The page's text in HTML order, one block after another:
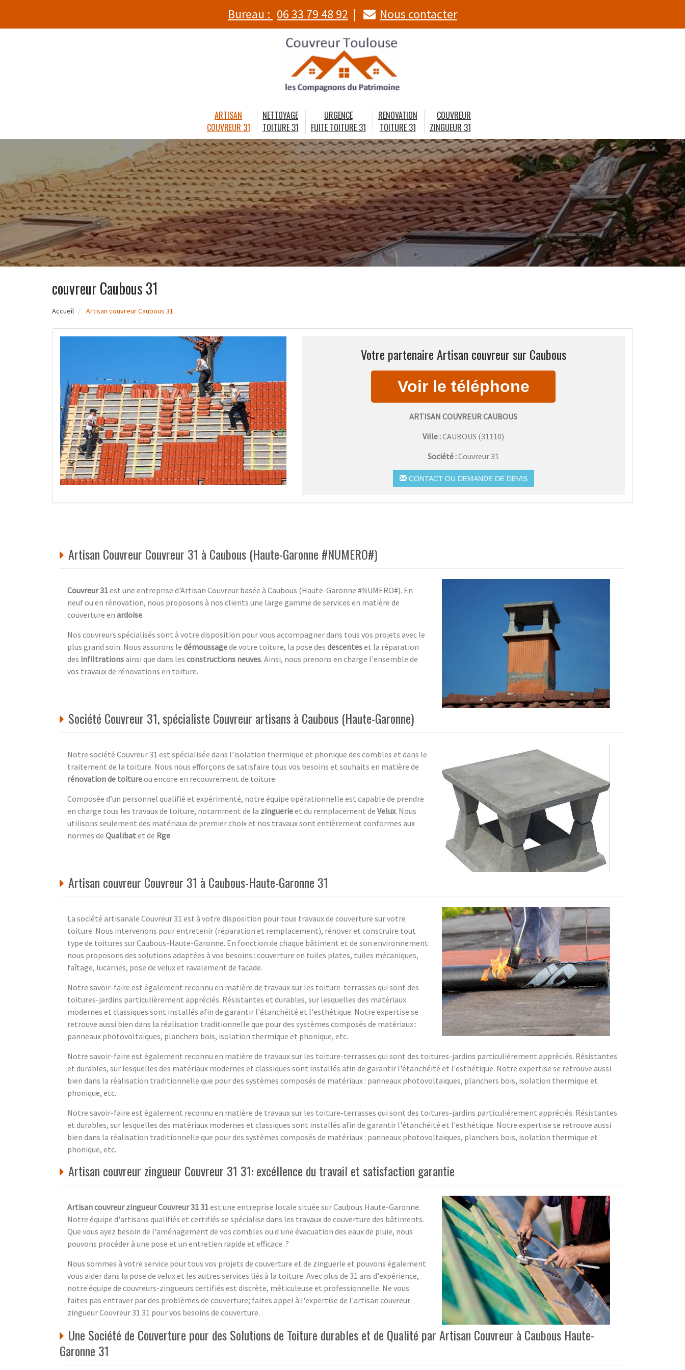
Bureau : 06 33 79 48 92 Nous contacter
ARTISAN
COUVREUR 31
NETTOYAGE
TOITURE 31
URGENCE
FUITE TOITURE 31
RENOVATION
TOITURE 31
COUVREUR
ZINGUEUR 31
couvreur Caubous 31
Accueil Artisan couvreur Caubous 31
Votre partenaire Artisan couvreur sur Caubous
ARTISAN COUVREUR CAUBOUS
Ville :CAUBOUS (31110)
Société :Couvreur 31
CONTACT OU DEMANDE DE DEVIS
Artisan Couvreur Couvreur 31 à Caubous (Haute-Garonne #NUMERO#)
Couvreur 31est une entreprise d'Artisan Couvreur basée à Caubous (Haute-Garonne #NUMERO#). En
neuf ou en rénovation, nous proposons à nos clients une large gamme de services en matière de
couverture en ardoise.
Nos couvreurs spécialisés sont à votre disposition pour vous accompagner dans tous vos projets avec le
plus grand soin. Nous assurons le démoussagede votre toiture, la pose des descenteset la réparation
des infiltrationsainsi que dans les constructions neuves. Ainsi, nous prenons en charge l'ensemble de
vos travaux de rénovations en toiture.
Société Couvreur 31, spécialiste Couvreur artisans à Caubous (Haute-Garonne)
Notre société Couvreur 31 est spécialisée dans l’isolation thermique et phonique des combles et dans le
traitement de la toiture. Nous nous efforçons de satisfaire tous vos besoins et souhaits en matière de
rénovation de toitureou encore en recouvrement de toiture.
Composée d’un personnel qualifié et expérimenté, notre équipe opérationnelle est capable de prendre
en charge tous les travaux de toiture, notamment de la zinguerieet du remplacement de Velux. Nous
utilisons seulement des matériaux de premier choix et nos travaux sont entièrement conformes aux
normes de Qualibatet de Rge.
Artisan couvreur Couvreur 31 à Caubous-Haute-Garonne 31
La société artisanale Couvreur 31 est à votre disposition pour tous travaux de couverture sur votre
toiture. Nous intervenons pour entretenir (réparation et remplacement), rénover et construire tout
type de toitures sur Caubous-Haute-Garonne. En fonction de chaque bâtiment et de son environnement
nous proposons des solutions adaptées à vos besoins : couverture en tuiles plates, tuiles mécaniques,
faîtage, lucarnes, pose de velux et ravalement de facade.
Notre savoir-faire est également reconnu en matière de travaux sur les toiture-terrasses qui sont des
toitures-jardins particulièrement appréciés. Résistantes et durables, sur lesquelles des matériaux
modernes et classiques sont installés afin de garantir l'étanchéité et l'esthétique. Notre expertise se
retrouve aussi bien dans la réalisation traditionnelle que pour des systèmes composés de matériaux :
panneaux photovoltaïques, planchers bois, isolation thermique et phonique, etc.
Notre savoir-faire est également reconnu en matière de travaux sur les toiture-terrasses qui sont des toitures-jardins particulièrement appréciés. Résistantes
et durables, sur lesquelles des matériaux modernes et classiques sont installés afin de garantir l'étanchéité et l'esthétique. Notre expertise se retrouve aussi
bien dans la réalisation traditionnelle que pour des systèmes composés de matériaux : panneaux photovoltaïques, planchers bois, isolation thermique et
phonique, etc.
Notre savoir-faire est également reconnu en matière de travaux sur les toiture-terrasses qui sont des toitures-jardins particulièrement appréciés. Résistantes
et durables, sur lesquelles des matériaux modernes et classiques sont installés afin de garantir l'étanchéité et l'esthétique. Notre expertise se retrouve aussi
bien dans la réalisation traditionnelle que pour des systèmes composés de matériaux : panneaux photovoltaïques, planchers bois, isolation thermique et
phonique, etc.
Artisan couvreur zingueur Couvreur 31 31: excéllence du travail et satisfaction garantie
Artisan couvreur zingueur Couvreur 31 31est une entreprise locale située sur Caubous Haute-Garonne.
Notre équipe d'artisans qualifiés et certifiés se spécialise dans les travaux de couverture des bâtiments.
Que vous ayez besoin de l'aménagement de vos combles ou d'une évacuation des eaux de pluie, nous
pouvons procéder à une pose et un entretien rapide et efficace. ?
Nous sommes à votre service pour tous vos projets de couverture et de zinguerie et pouvons également
vous aider dans la pose de velux et les autres services liés à la toiture. Avec plus de 31 ans d'expérience,
notre équipe de couvreurs-zingueurs certifiés est discrète, méticuleuse et professionnelle. Ne vous
faites pas entraver par des problèmes de couverture; faites appel à l'expertise de l'artisan couvreur
zingueur Couvreur 31 31 pour vos besoins de couverture.
Une Société de Couverture pour des Solutions de Toiture durables et de Qualité par Artisan Couvreur à Caubous Haute-
Garonne 31